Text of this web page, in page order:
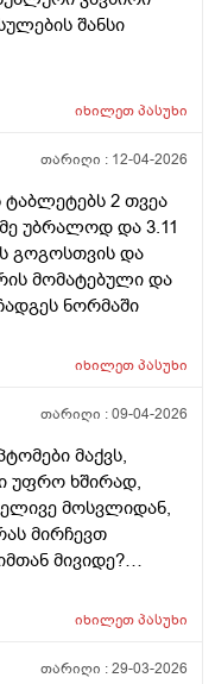
შანსი
იხილეთპასუხი
თარიღი : 12-04-2026
ტაბლეტებს 2 თვეა
უბრალოდ და 3.11
გოგოსთვის და
მომატებული და
ნორმაში
იხილეთპასუხი
თარიღი :09-04-2026
მაქვს,
უფრო ხშირად,
მოსვლიდან,
მირჩევთ
მივიდე?
იხილეთპასუხი
თარიღი :29-03-2026